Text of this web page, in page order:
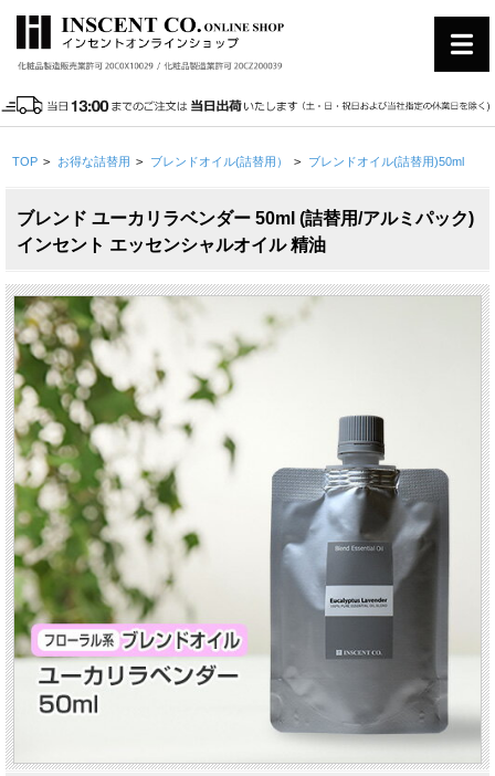
TOP > お得な詰替用 > ブレンドオイル(詰替用） > ブレンドオイル(詰替用)50ml
ブレンド ユーカリラベンダー 50ml (詰替用/アルミパック)
インセント エッセンシャルオイル 精油